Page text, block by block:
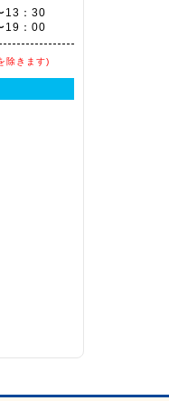
13：30
19：00
除きます)